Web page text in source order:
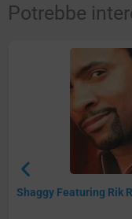
Potrebbe
Shaggy Featuring Rik